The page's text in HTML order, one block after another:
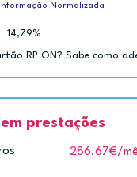
Normalizada
14,79%
RP ON? Sabe como
prestações
286.67€/